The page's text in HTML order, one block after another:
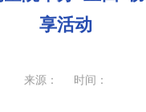
享活动
来源： 时间：